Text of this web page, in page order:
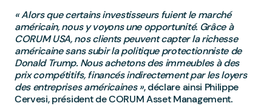
« Alors que certains investisseurs fuient le marché
américain, nous y voyons une opportunité. Grâce à
CORUM USA, nos clients peuvent capter la richesse
américaine sans subir la politique protectionniste de
Donald Trump. Nous achetons des immeubles à des
prix compétitifs, financés indirectement par les loyers
des entreprises américaines », déclare ainsi Philippe
Cervesi, président de CORUM Asset Management.